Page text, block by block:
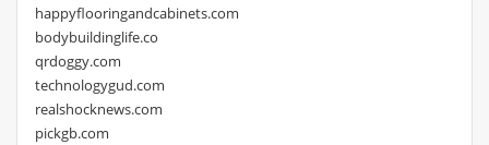
happyflooringandcabinets.com
bodybuildinglife.co
qrdoggy.com
technologygud.com
realshocknews.com
pickgb.com